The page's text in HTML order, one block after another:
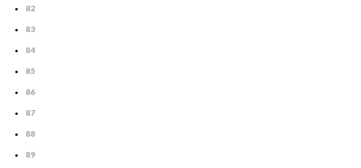
82
83
84
85
86
87
88
89